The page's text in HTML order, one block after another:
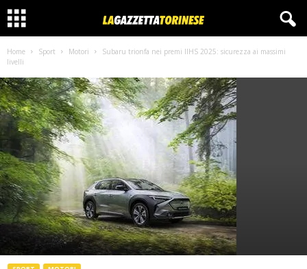
Home Sport Motori
Subaru trionfa nei premi IIHS 2025: sicurezza ai massimi
livelli